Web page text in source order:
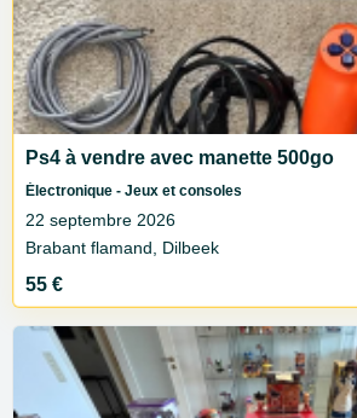
Ps4 à vendre avec manette 500go
Électronique - Jeux et consoles
22 septembre 2026
Brabant flamand, Dilbeek
55 €